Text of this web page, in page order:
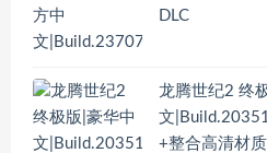
DLC
龙腾世纪2 终
文
+整合高清材